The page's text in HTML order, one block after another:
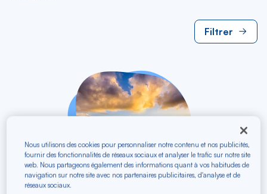
Filtrer
Nous utilisons des cookies pour personnaliser notre contenu et nos publicités,
fournir des fonctionnalités de réseaux sociaux et analyser le trafic sur notre site
web. Nous partageons également des informations quant à vos habitudes de
navigation sur notre site avec nos partenaires publicitaires, d'analyse et de
réseaux sociaux.